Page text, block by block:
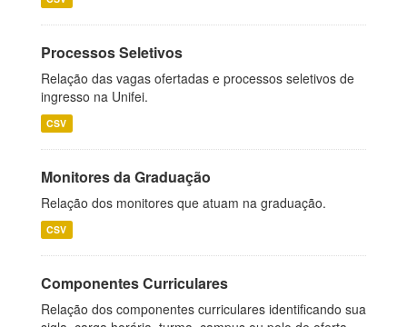
Processos Seletivos
Relação das vagas ofertadas e processos seletivos de
ingresso na Unifei.
CSV
Monitores da Graduação
Relação dos monitores que atuam na graduação.
CSV
Componentes Curriculares
Relação dos componentes curriculares identificando sua